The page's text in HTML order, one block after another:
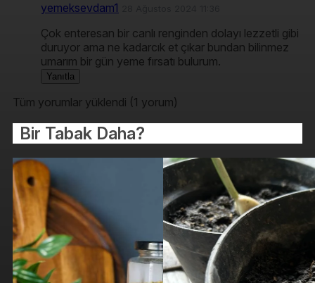
yemeksevdam1
Çok enteresan bir canlı renginden dolayı lezzetli gibi
duruyor ama ne kadarcık et çıkar bundan bilinmez
umarım bir gün yeme fırsatı bulurum.
Yanıtla
Tüm yorumlar yüklendi (1 yorum)
Bir Tabak Daha?